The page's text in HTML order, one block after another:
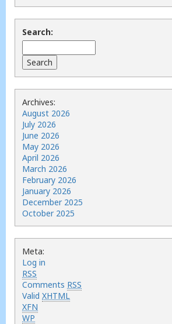
Search:
Archives:
August 2026
July 2026
June 2026
May 2026
April 2026
March 2026
February 2026
January 2026
December 2025
October 2025
Meta:
Log in
RSS
Comments RSS
Valid XHTML
XFN
WP